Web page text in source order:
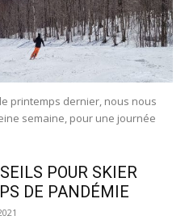
printemps dernier, nous nous
semaine, pour une journée
POUR SKIER
DE PANDÉMIE